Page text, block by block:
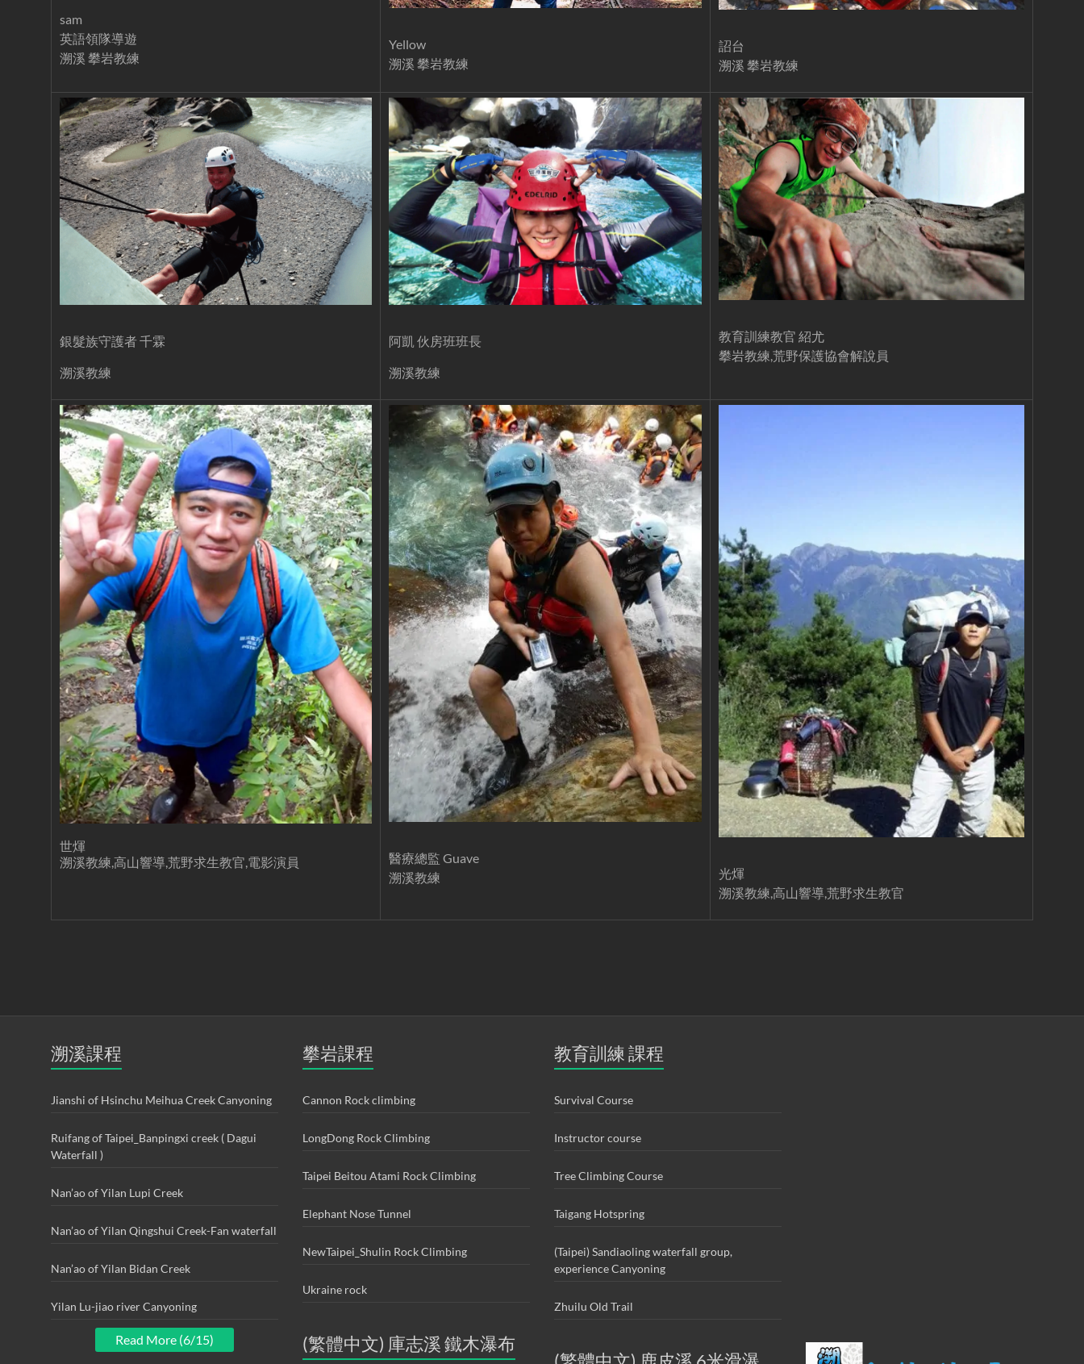
sam
英語領隊導遊
溯溪 攀岩教練
Yellow
溯溪 攀岩教練
詔台
溯溪 攀岩教練
銀髮族守護者 千霖
溯溪教練
阿凱 伙房班班長
溯溪教練
教育訓練教官 紹尤
攀岩教練,荒野保護協會解說員
世煇
溯溪教練,高山響導,荒野求生教官,電影演員
醫療總監 Guave
溯溪教練
光煇
溯溪教練,高山響導,荒野求生教官
溯溪課程
Jianshi of Hsinchu Meihua Creek Canyoning
Ruifang of Taipei_Banpingxi creek ( Dagui
Waterfall )
Nan’ao of Yilan Lupi Creek
Nan’ao of Yilan Qingshui Creek-Fan waterfall
Nan’ao of Yilan Bidan Creek
Yilan Lu-jiao river Canyoning
Read More (6/15)
攀岩課程
Cannon Rock climbing
LongDong Rock Climbing
Taipei Beitou Atami Rock Climbing
Elephant Nose Tunnel
NewTaipei_Shulin Rock Climbing
Ukraine rock
(繁體中文) 庫志溪 鐵木瀑布
教育訓練 課程
Survival Course
Instructor course
Tree Climbing Course
Taigang Hotspring
(Taipei) Sandiaoling waterfall group,
experience Canyoning
Zhuilu Old Trail